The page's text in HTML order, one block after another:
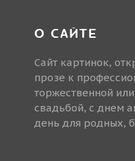
О САЙТЕ
Сайт картинок,
прозе к
торжественной
свадьбой, с днем
день для родных,